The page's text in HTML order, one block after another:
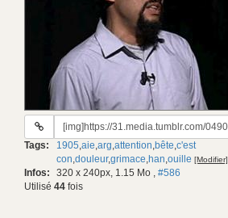
URL
gif:
Tags: 1905,aie,arg,attention,bête,c'est
con,douleur,grimace,han,ouille [Modifier]
Infos: 320 x 240px, 1.15 Mo , #586
Utilisé 44 fois